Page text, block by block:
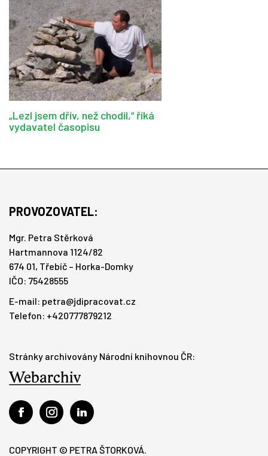
„Lezl jsem dřív, než chodil,“ říká
vydavatel časopisu
PROVOZOVATEL:
Mgr. Petra Stěrková
Hartmannova 1124/82
674 01, Třebíč – Horka-Domky
IČO: 75428555
E-mail: petra@jdipracovat.cz
Telefon: +420777879212
Stránky archivovány Národní knihovnou ČR:
COPYRIGHT © PETRA ŠTORKOVÁ.